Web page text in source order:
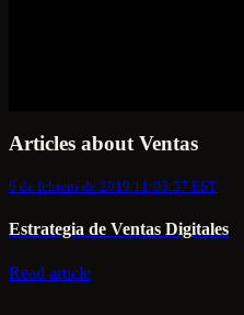
Articles about Ventas
6 de febrero de 2019 11:03:57 EST
Estrategia de Ventas Digitales
Read article